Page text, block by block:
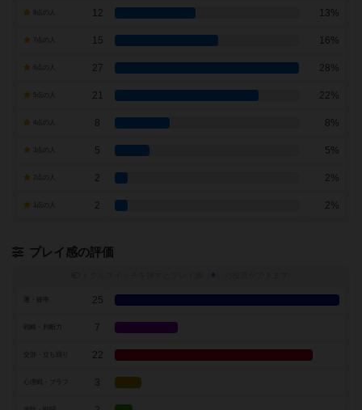
12 13%
7点の人 15 16%
27 28%
21 22%
8 8%
5 5%
2 2%
2 2%
プレイ感の評価
※
25
戦略・判断力 7
22
3